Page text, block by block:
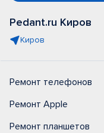
Pedant.ru Киров
Киров
Ремонт телефонов
Ремонт Apple
Ремонт планшетов